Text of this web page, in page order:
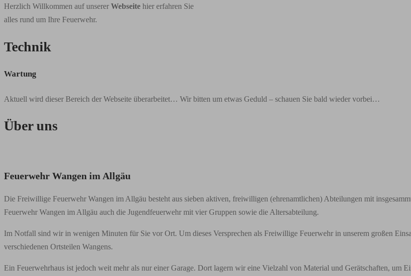
Herzlich Willkommen auf unserer Webseite hier erfahren Sie
alles rund um Ihre Feuerwehr.
Technik
Wartung
Aktuell wird dieser Bereich der Webseite überarbeitet… Wir bitten um etwas Geduld – schauen Sie bald wieder vorbei…
Über uns
Feuerwehr Wangen im Allgäu
Die Freiwillige Feuerwehr Wangen im Allgäu besteht aus sieben aktiven, freiwilligen (ehrenamtlichen) Abteilungen mit
Feuerwehr Wangen im Allgäu auch die Jugendfeuerwehr mit vier Gruppen sowie die Altersabteilung.
Im Notfall sind wir in wenigen Minuten für Sie vor Ort. Um dieses Versprechen als Freiwillige Feuerwehr in unserem großen
verschiedenen Ortsteilen Wangens.
Ein Feuerwehrhaus ist jedoch weit mehr als nur einer Garage. Dort lagern wir eine Vielzahl von Material und Gerätschaften, um